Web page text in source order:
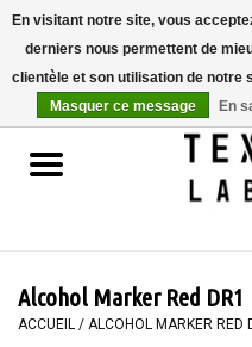
Accueil
LIVRES
PEINTURE
Alcohol Marker Red DR1
ACCUEIL / ALCOHOL MARKER RED
En visitant notre site, vous
derniers nous permettent de
clientèle et son utilisation de notre
Masquer ce message
En